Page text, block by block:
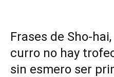
Frases de Sho-
curro no hay
sin esmero ser